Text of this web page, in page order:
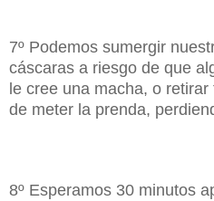
7º Podemos sumergir
cáscaras a riesgo de que
le cree una macha, o
de meter la prenda,
8º Esperamos 30 minutos